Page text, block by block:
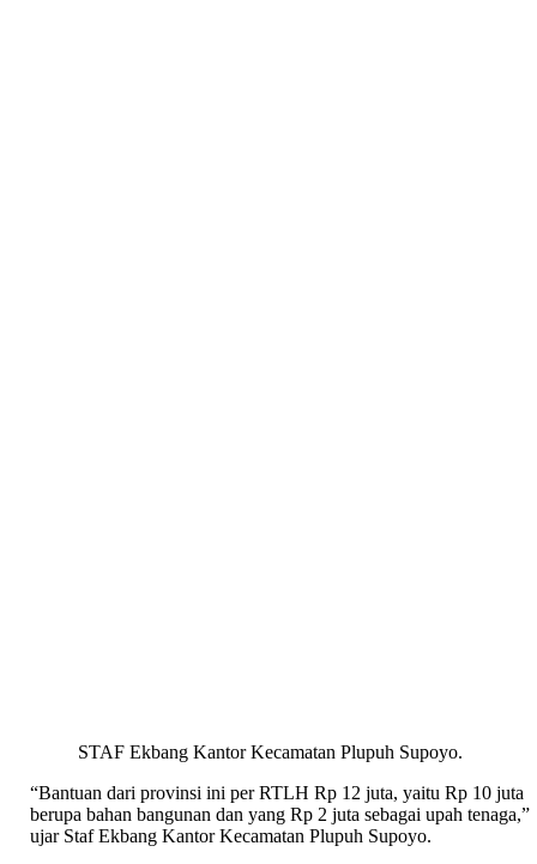
STAF Ekbang Kantor Kecamatan Plupuh Supoyo.
“Bantuan dari provinsi ini per RTLH Rp 12 juta, yaitu Rp 10 juta
berupa bahan bangunan dan yang Rp 2 juta sebagai upah tenaga,”
ujar Staf Ekbang Kantor Kecamatan Plupuh Supoyo.